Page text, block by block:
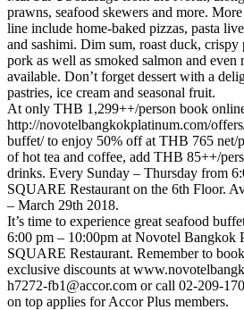
prawns, seafood skewers and more.
line include home-baked pizzas, pasta
and sashimi. Dim sum, roast duck,
pork as well as smoked salmon and even
available. Don’t forget dessert with a
pastries, ice cream and seasonal fruit.
At only THB 1,299++/person book
http://novotelbangkokplatinum.com/
buffet/ to enjoy 50% off at THB 765 net/
of hot tea and coffee, add THB 85++/
drinks. Every Sunday – Thursday from
SQUARE Restaurant on the 6th Floor.
– March 29th 2018.
It’s time to experience great seafood
6:00 pm – 10:00pm at Novotel Bangkok
SQUARE Restaurant. Remember to
exclusive discounts at
h7272-fb1@accor.com or call 02-209-
on top applies for Accor Plus members.